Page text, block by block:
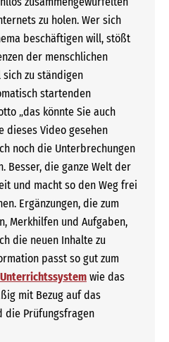
zu holen. Wer sich
beschäftigen will, stößt
der menschlichen
zu ständigen
startenden
„das könnte Sie auch
dieses Video gesehen
noch die Unterbrechungen
Besser, die ganze Welt der
und macht so den Weg frei
Ergänzungen, die zum
Merkhilfen und Aufgaben,
die neuen Inhalte zu
passt so gut zum
wie das
mit Bezug auf das
die Prüfungsfragen